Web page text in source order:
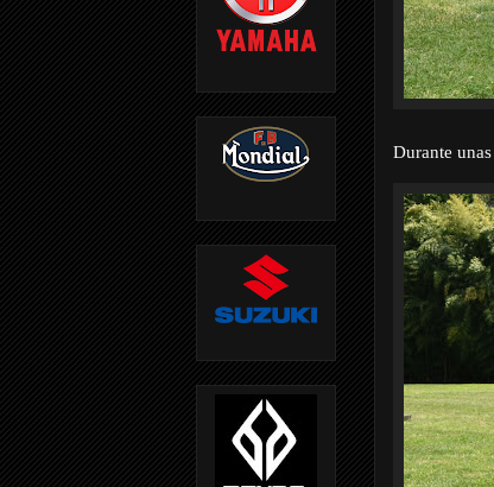
Durante